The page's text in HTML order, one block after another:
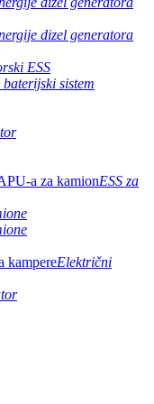
dizel generatora
ESS
sistem
ESS za
Električni